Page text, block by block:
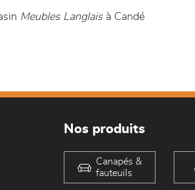
Meubles Langlaisà Candé
Nos produits
Canapés &
fauteuils